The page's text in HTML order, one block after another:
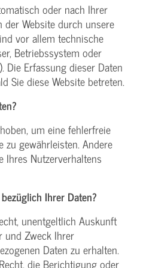
oder nach Ihrer
Website durch unsere
vor allem technische
Betriebssystem oder
Die Erfassung dieser Daten
Sie diese Website betreten.
um eine fehlerfreie
zu gewährleisten. Andere
Ihres Nutzerverhaltens
Ihrer Daten?
unentgeltlich Auskunft
und Zweck Ihrer
Daten zu erhalten.
die Berichtigung oder